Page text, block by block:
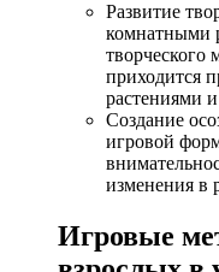
Развитие
комнатными
творческого
приходится
растениями
Создание
игровой
изменения в
Игровые